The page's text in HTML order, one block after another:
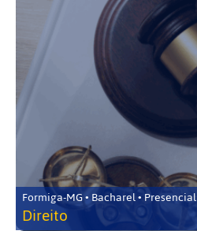
Formiga-MG • Bacharel • Presencial
Direito